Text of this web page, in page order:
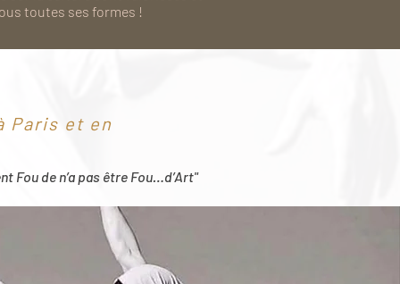
toutes ses formes !
Paris et en
Fou de n’a pas être Fou…d’Art"